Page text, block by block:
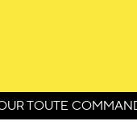
TOUTE